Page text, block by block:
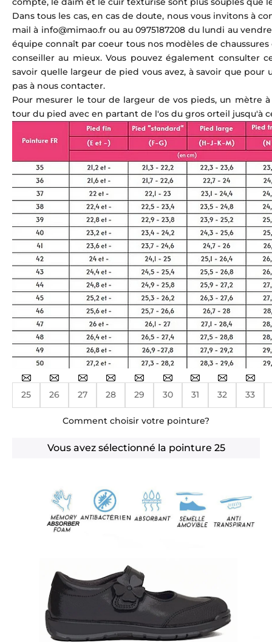
Dans tous les cas, en cas de doute, nous vous invitons à
mail à info@mimao.fr ou au 0975187208 du lundi au
équipe connaît par coeur tous nos modèles de
conseiller au mieux. Vous pouvez également consulter
savoir quelle largeur de pied vous avez, à savoir que
pas à nous contacter.
Pour mesurer le tour de largeur de vos pieds, un mètre
tour du pied avec en partant de l'os du gros orteil jusqu'à
25 26 27 28 29 30 31 32 33
Comment choisir votre pointure?
Vous avez sélectionné la pointure 25